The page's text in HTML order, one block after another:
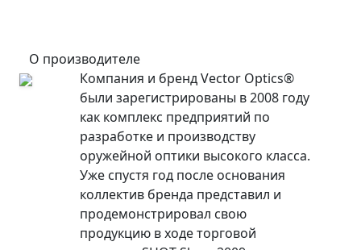
О производителе
Компания и бренд Vector Optics®
были зарегистрированы в 2008 году
как комплекс предприятий по
разработке и производству
оружейной оптики высокого класса.
Уже спустя год после основания
коллектив бренда представил и
продемонстрировал свою
продукцию в ходе торговой